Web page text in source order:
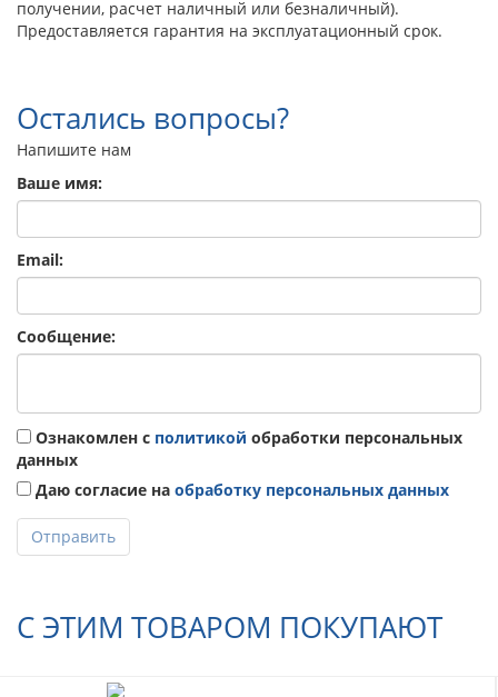
получении, расчет наличный или безналичный).
Предоставляется гарантия на эксплуатационный срок.
Остались вопросы?
Напишите нам
Ваше имя:
Email:
Сообщение:
Ознакомлен с политикой обработки персональных
данных
Даю согласие на обработку персональных данных
Отправить
С ЭТИМ ТОВАРОМ ПОКУПАЮТ